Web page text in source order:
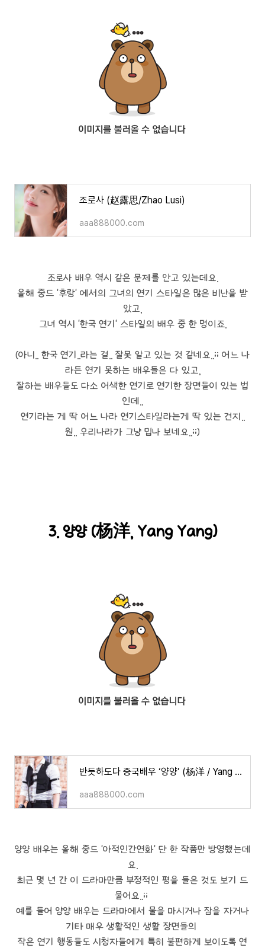
조로사 (赵露思/Zhao Lusi)
aaa888000.com
조로사 배우 역시 같은 문제를 안고 있는데요.
올해 중드 '후랑' 에서의 그녀의 연기 스타일은 많은 비난을 받
았고,
그녀 역시 '한국 연기' 스타일의 배우 중 한 명이죠.
(아니.. 한국 연기..라는 걸.. 잘못 알고 있는 것 같네요..;; 어느 나
라든 연기 못하는 배우들은 다 있고,
잘하는 배우들도 다소 어색한 연기로 연기한 장면들이 있는 법
인데..
연기라는 게 딱 어느 나라 연기스타일라는게 딱 있는 건지..
원.. 우리나라가 그냥 밉나 보네요..;;)
3. 양양 (杨洋, Yang Yang)
반듯하도다 중국배우 ‘양양’ (杨洋 / Yang Yang)
aaa888000.com
양양 배우는 올해 중드 '아적인간연화' 단 한 작품만 방영했는데
요.
최근 몇 년 간 이 드라마만큼 부정적인 평을 들은 것도 보기 드
물어요..;;
예를 들어 양양 배우는 드라마에서 물을 마시거나 잠을 자거나
기타 매우 생활적인 생활 장면들의
작은 연기 행동들도 시청자들에게 특히 불편하게 보이도록 연